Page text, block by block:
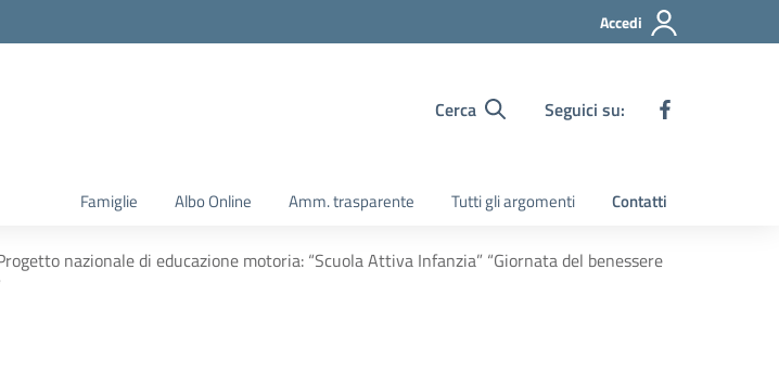
Accedi
Cerca Seguici su:
Famiglie Albo Online Amm. trasparente Tutti gli argomenti Contatti
nazionale di educazione motoria: “Scuola Attiva Infanzia” “Giornata del benessere